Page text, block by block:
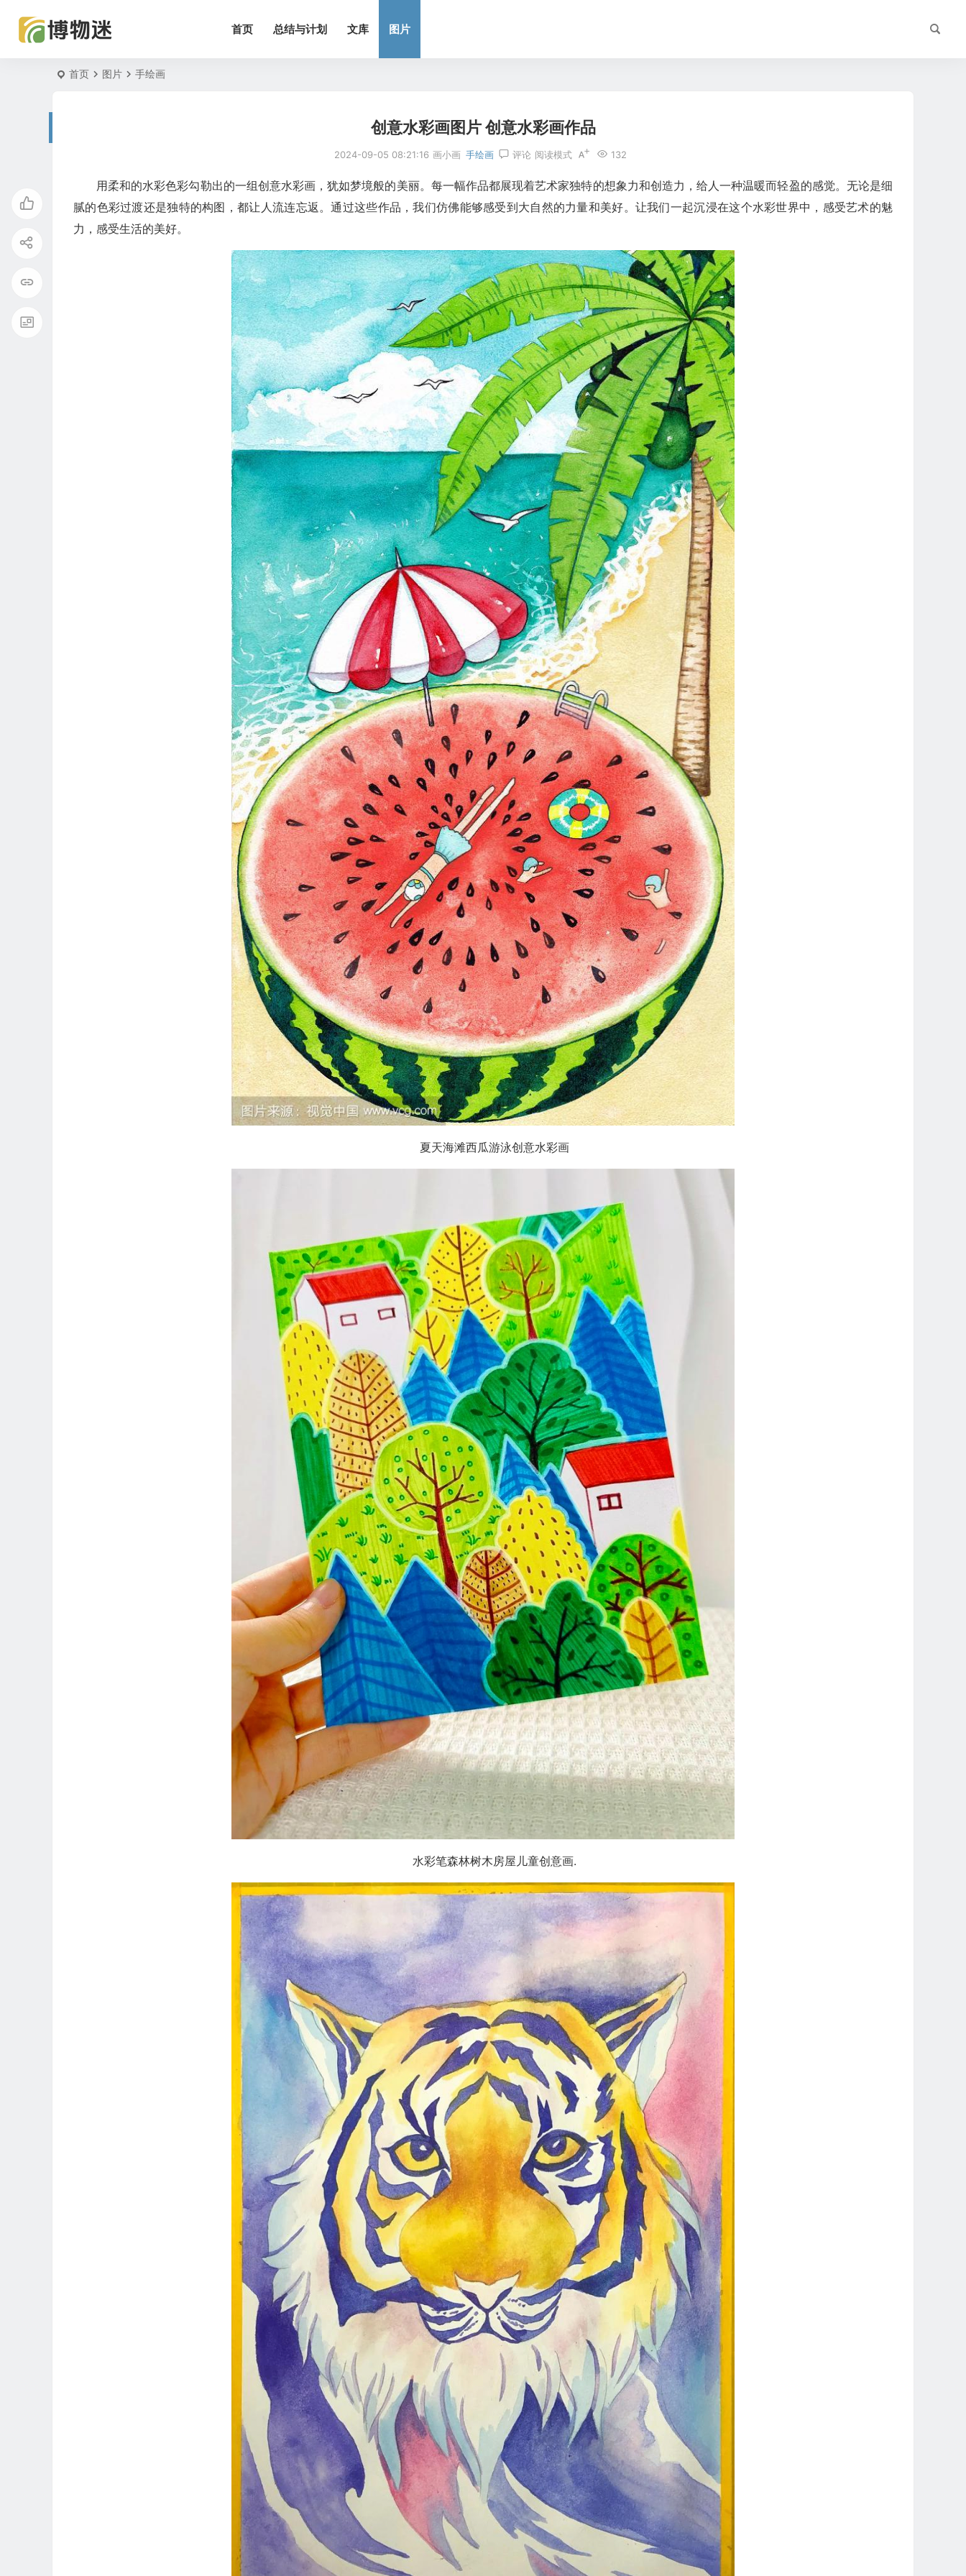
首页 总结与计划 文库 图片
首页 图片 手绘画
创意水彩画图片 创意水彩画作品
2024-09-05 08:21:16 画小画 手绘画 评论 132
阅读模式
用柔和的水彩色彩勾勒出的一组创意水彩画，犹如梦境般的美丽。每一幅作品都展现着艺术家独特的想象力和创造力，给人一种温暖而轻盈的感觉。无论是细
腻的色彩过渡还是独特的构图，都让人流连忘返。通过这些作品，我们仿佛能够感受到大自然的力量和美好。让我们一起沉浸在这个水彩世界中，感受艺术的魅
力，感受生活的美好。
夏天海滩西瓜游泳创意水彩画
水彩笔森林树木房屋儿童创意画.